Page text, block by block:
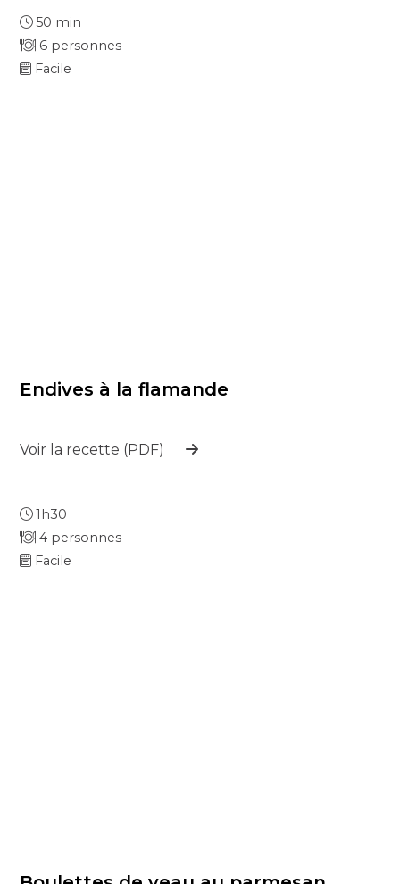
50 min
6 personnes
Facile
Endives à la flamande
Voir la recette (PDF)
1h30
4 personnes
Facile